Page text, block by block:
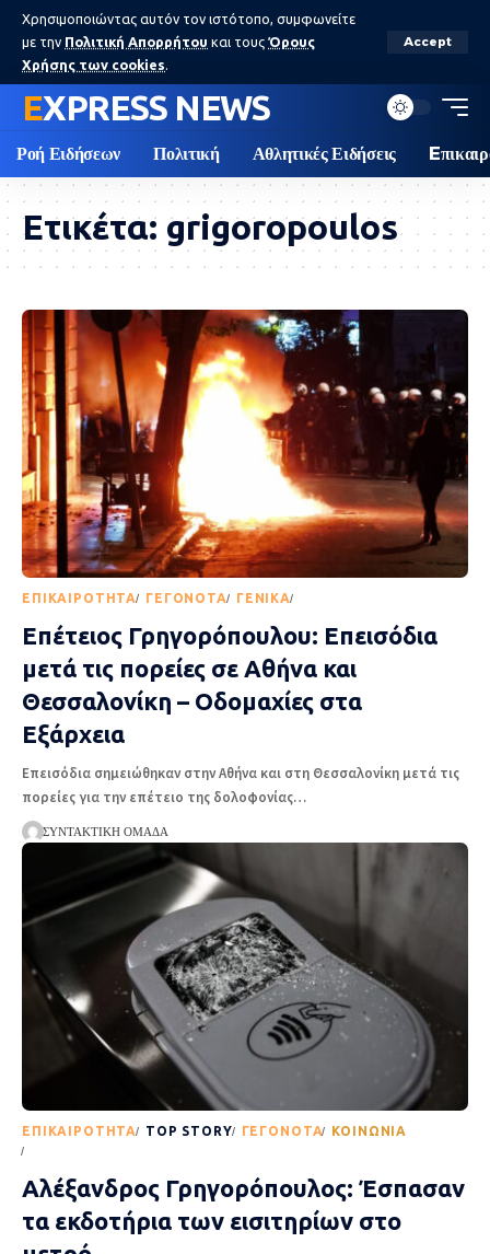
Χρησιμοποιώντας αυτόν τον ιστότοπο, συμφωνείτε
με την Πολιτική Απορρήτου και τους Όρους
Χρήσης των cookies.
Accept
EXPRESS NEWS
Ροή Ειδήσεων Πολιτική Αθλητικές Ειδήσεις
Ετικέτα: grigoropoulos
EΠΙΚΑΙΡΌΤΗΤΑ ΓΕΓΟΝΌΤΑ ΓΕΝΙΚΆ
Επέτειος Γρηγορόπουλου: Επεισόδια
μετά τις πορείες σε Αθήνα και
Θεσσαλονίκη – Οδομαχίες στα
Εξάρχεια
Επεισόδια σημειώθηκαν στην Αθήνα και στη Θεσσαλονίκη μετά τις
πορείες για την επέτειο της δολοφονίας…
ΣΥΝΤΑΚΤΙΚΉ ΟΜΆΔΑ
EΠΙΚΑΙΡΌΤΗΤΑ TOP STORY ΓΕΓΟΝΌΤΑ
ΚΟΙΝΩΝΊΑ
Αλέξανδρος Γρηγορόπουλος: Έσπασαν
τα εκδοτήρια των εισιτηρίων στο